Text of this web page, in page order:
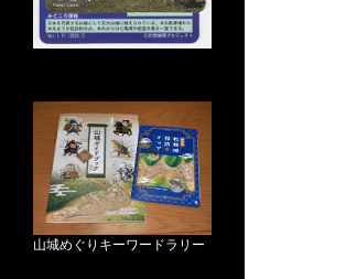
山城めぐりキーワードラリー